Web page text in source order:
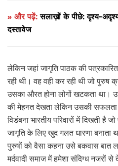
» और पढ़ें:सलाख़ों के पीछे: दृश्य-
दस्तावेज
लेकिन जहां जागृति पाठक की
रही थी। वह वही कर रही थी जो पुरुष
उसका औरत होना लोगों खटकता था।
की मेहनत देखता लेकिन उसकी
विडंबना भारतीय परिवारों में दिखती है
जागृति के लिए खुद गलत धारणा बनाता
पुरुषों को वैसा कहना उसे बकवास बात
मर्दवादी समाज में हमेशा संदिग्ध नजरों